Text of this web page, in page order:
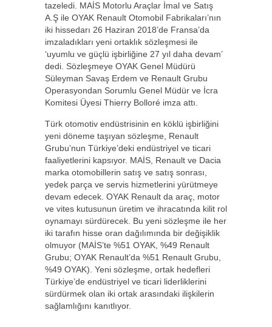
tazeledi. MAİS Motorlu Araçlar İmal ve Satış
A.Ş ile OYAK Renault Otomobil Fabrikaları’nın
iki hissedarı 26 Haziran 2018’de Fransa’da
imzaladıkları yeni ortaklık sözleşmesi ile
‘uyumlu ve güçlü işbirliğine 27 yıl daha devam’
dedi. Sözleşmeye OYAK Genel Müdürü
Süleyman Savaş Erdem ve Renault Grubu
Operasyondan Sorumlu Genel Müdür ve İcra
Komitesi Üyesi Thierry Bolloré imza attı.
Türk otomotiv endüstrisinin en köklü işbirliğini
yeni döneme taşıyan sözleşme, Renault
Grubu’nun Türkiye’deki endüstriyel ve ticari
faaliyetlerini kapsıyor. MAİS, Renault ve Dacia
marka otomobillerin satış ve satış sonrası,
yedek parça ve servis hizmetlerini yürütmeye
devam edecek. OYAK Renault da araç, motor
ve vites kutusunun üretim ve ihracatında kilit rol
oynamayı sürdürecek. Bu yeni sözleşme ile her
iki tarafın hisse oran dağılımında bir değişiklik
olmuyor (MAİS’te %51 OYAK, %49 Renault
Grubu; OYAK Renault’da %51 Renault Grubu,
%49 OYAK). Yeni sözleşme, ortak hedefleri
Türkiye’de endüstriyel ve ticari liderliklerini
sürdürmek olan iki ortak arasındaki ilişkilerin
sağlamlığını kanıtlıyor.